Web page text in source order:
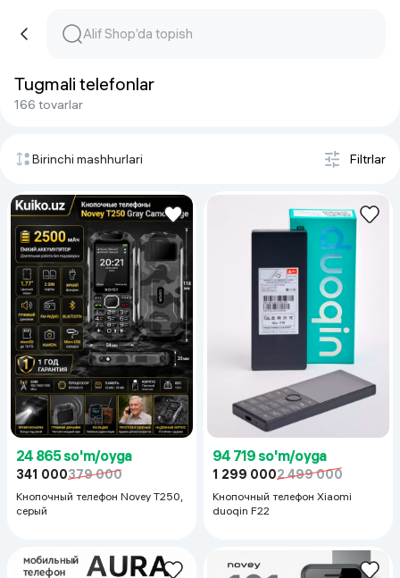
Tugmali telefonlar
166 tovarlar
Birinchi mashhurlari Filtrlar
24 865 so'm/oyga
341 000379 000
Кнопочный телефон Novey T250,
серый
94 719 so'm/oyga
1 299 0002 499 000
Кнопочный телефон Xiaomi
duoqin F22